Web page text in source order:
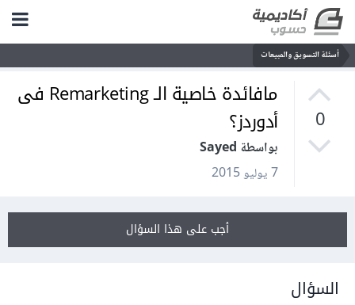
أسئلة التسويق والمبيعات
0
مافائدة خاصية الـ Remarketing فى
أدوردز؟
بواسطة Sayed
7 يوليو 2015
أجب على هذا السؤال
السؤال